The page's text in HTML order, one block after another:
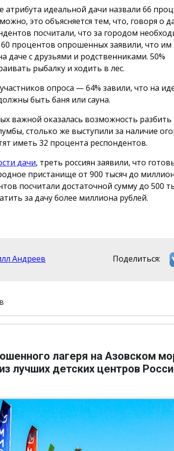
атрибута идеальной дачи назвали 66
это объясняется тем, что, говоря о
посчитали, что за городом
процентов опрошенных заявили, что им
даче с друзьями и родственниками. 50%
рыбалку и ходить в лес.
опроса — 64% завили, что на
быть баня или сауна.
важной оказалась возможность разбить
столько же выступили за наличие
иметь 32 процента респондентов.
дачи, треть россиян заявили, что
пристанище от 900 тысяч до
посчитали достаточной сумму до 500
за дачу более миллиона рублей.
Андреев Поделиться:
лагеря на Азовском
лучших детских центров